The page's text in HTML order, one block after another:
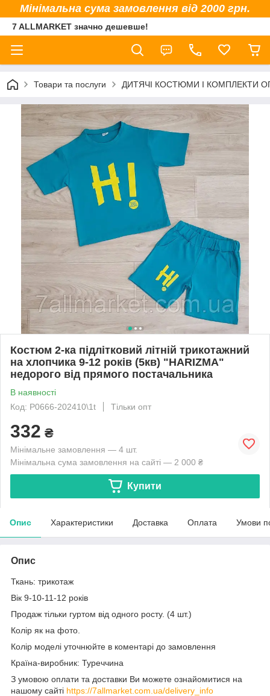
Мінімальна сума замовлення від 2000 грн.
7 ALLMARKET значно дешевше!
Товари та послуги ДИТЯЧІ КОСТЮМИ І КОМПЛЕКТИ
Костюм 2-ка підлітковий літній трикотажний
на хлопчика 9-12 років (5кв) "HARIZMA"
недорого від прямого постачальника
В наявності
Код: P0666-202410\1t
Тільки опт
332 ₴
Мінімальне замовлення — 4 шт.
Мінімальна сума замовлення на сайті — 2 000 ₴
Купити
Опис Характеристики Доставка Оплата Умови
Опис
Ткань: трикотаж
Вік 9-10-11-12 років
Продаж тільки гуртом від одного росту. (4 шт.)
Колір як на фото.
Колір моделі уточнюйте в коментарі до замовлення
Країна-виробник: Туреччина
З умовою оплати та доставки Ви можете ознайомитися на
нашому сайті https://7allmarket.com.ua/delivery_info